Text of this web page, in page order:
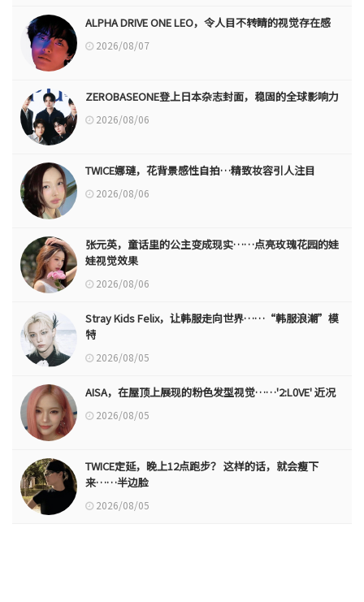
ALPHA DRIVE ONE LEO，令人目不转睛的视觉存在感
2026/08/07
ZEROBASEONE登上日本杂志封面，稳固的全球影响力
2026/08/06
TWICE娜璉，花背景感性自拍…精致妆容引人注目
2026/08/06
张元英，童话里的公主变成现实……点亮玫瑰花园的娃
娃视觉效果
2026/08/06
Stray Kids Felix，让韩服走向世界……“韩服浪潮”模
特
2026/08/05
AISA，在屋顶上展现的粉色发型视觉……'2:L0VE' 近况
2026/08/05
TWICE定延，晚上12点跑步？ 这样的话，就会瘦下
来……半边脸
2026/08/05